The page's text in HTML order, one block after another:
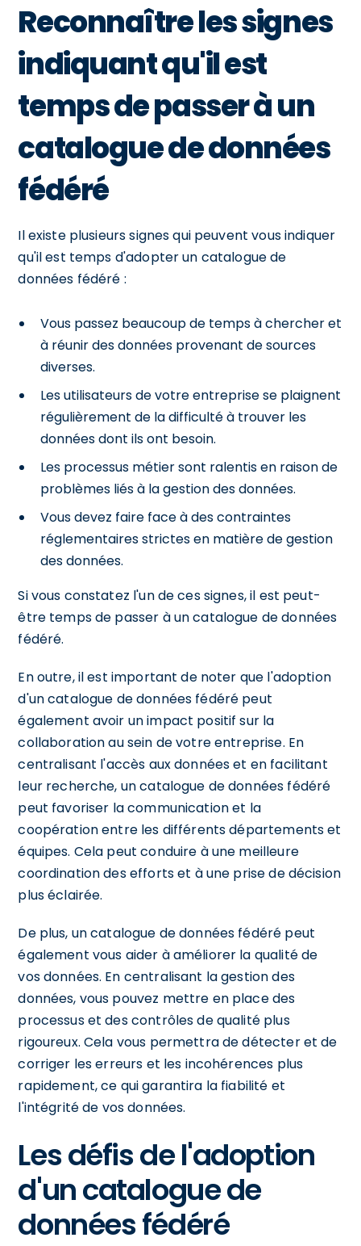
Reconnaître les signes
indiquant qu'il est
temps de passer à un
catalogue de données
fédéré
Il existe plusieurs signes qui peuvent vous indiquer
qu'il est temps d'adopter un catalogue de
données fédéré :
Vous passez beaucoup de temps à chercher et
à réunir des données provenant de sources
diverses.
Les utilisateurs de votre entreprise se plaignent
régulièrement de la difficulté à trouver les
données dont ils ont besoin.
Les processus métier sont ralentis en raison de
problèmes liés à la gestion des données.
Vous devez faire face à des contraintes
réglementaires strictes en matière de gestion
des données.
Si vous constatez l'un de ces signes, il est peut-
être temps de passer à un catalogue de données
fédéré.
En outre, il est important de noter que l'adoption
d'un catalogue de données fédéré peut
également avoir un impact positif sur la
collaboration au sein de votre entreprise. En
centralisant l'accès aux données et en facilitant
leur recherche, un catalogue de données fédéré
peut favoriser la communication et la
coopération entre les différents départements et
équipes. Cela peut conduire à une meilleure
coordination des efforts et à une prise de décision
plus éclairée.
De plus, un catalogue de données fédéré peut
également vous aider à améliorer la qualité de
vos données. En centralisant la gestion des
données, vous pouvez mettre en place des
processus et des contrôles de qualité plus
rigoureux. Cela vous permettra de détecter et de
corriger les erreurs et les incohérences plus
rapidement, ce qui garantira la fiabilité et
l'intégrité de vos données.
Les défis de l'adoption
d'un catalogue de
données fédéré